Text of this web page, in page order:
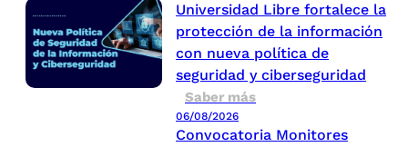
Universidad Libre fortalece la
protección de la información
con nueva política de
seguridad y ciberseguridad
Saber más
06/08/2026
Convocatoria Monitores